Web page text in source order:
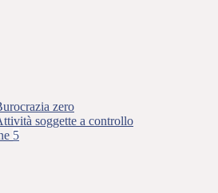
zero
soggette a controllo
5